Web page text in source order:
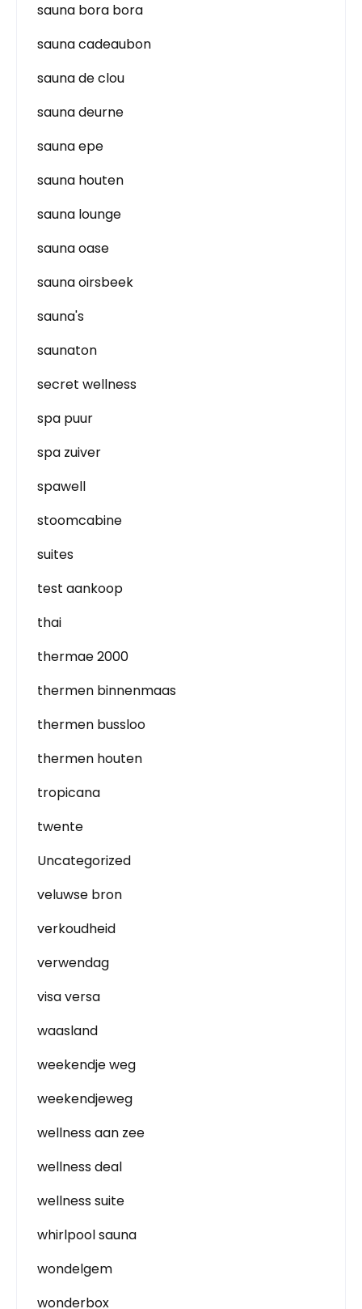
sauna bora bora
sauna cadeaubon
sauna de clou
sauna deurne
sauna epe
sauna houten
sauna lounge
sauna oase
sauna oirsbeek
sauna's
saunaton
secret wellness
spa puur
spa zuiver
spawell
stoomcabine
suites
test aankoop
thai
thermae 2000
thermen binnenmaas
thermen bussloo
thermen houten
tropicana
twente
Uncategorized
veluwse bron
verkoudheid
verwendag
visa versa
waasland
weekendje weg
weekendjeweg
wellness aan zee
wellness deal
wellness suite
whirlpool sauna
wondelgem
wonderbox